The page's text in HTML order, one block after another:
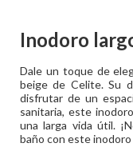
Inodoro
Dale un toque de
beige de Celite. Su
disfrutar de un
sanitaria, este
una larga vida útil.
baño con este inodoro